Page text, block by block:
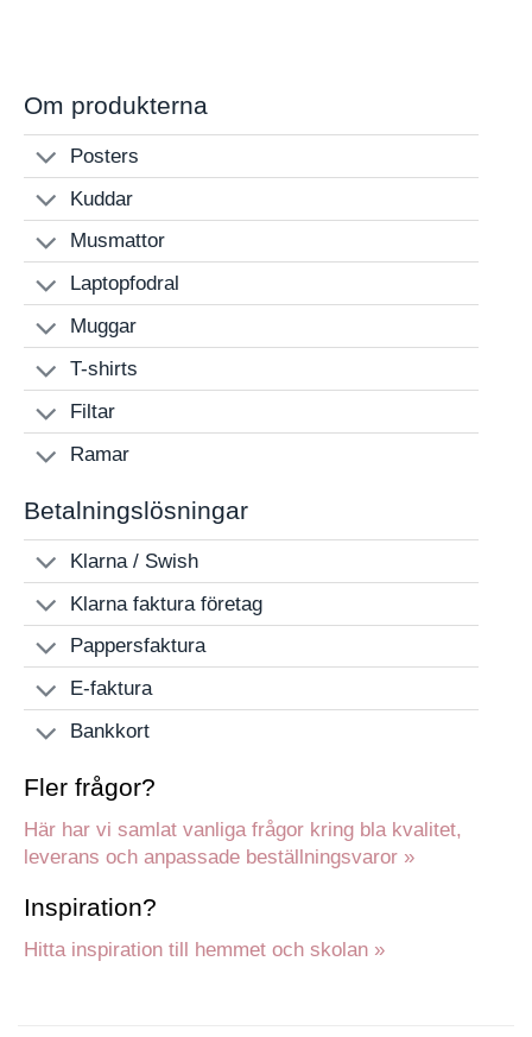
Om produkterna
Posters
Kuddar
Musmattor
Laptopfodral
Muggar
T-shirts
Filtar
Ramar
Betalningslösningar
Klarna / Swish
Klarna faktura företag
Pappersfaktura
E-faktura
Bankkort
Fler frågor?
Här har vi samlat vanliga frågor kring bla kvalitet,
leverans och anpassade beställningsvaror »
Inspiration?
Hitta inspiration till hemmet och skolan »